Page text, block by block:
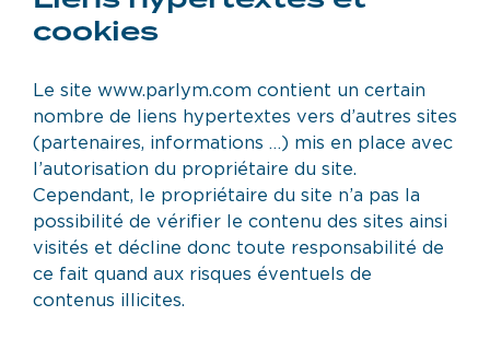
cookies
Le site www.parlym.com contient un certain
nombre de liens hypertextes vers d’autres sites
(partenaires, informations …) mis en place avec
l’autorisation du propriétaire du site.
Cependant, le propriétaire du site n’a pas la
possibilité de vérifier le contenu des sites ainsi
visités et décline donc toute responsabilité de
ce fait quand aux risques éventuels de
contenus illicites.